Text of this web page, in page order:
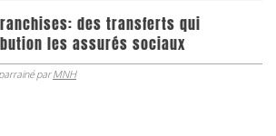
des transferts qui
les assurés sociaux
parrainé parMNH